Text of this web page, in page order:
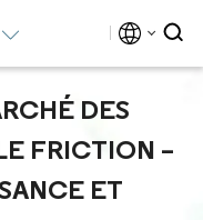
DES
FRICTION –
ET